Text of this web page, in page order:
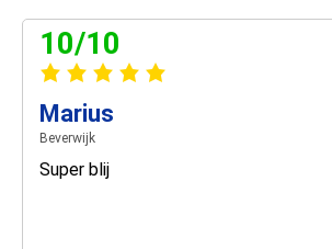
10/10
Marius
Beverwijk
Super blij